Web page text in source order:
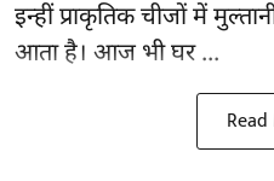
इन्हीं प्राकृतिक चीजों में
आता है। आज भी घर ...